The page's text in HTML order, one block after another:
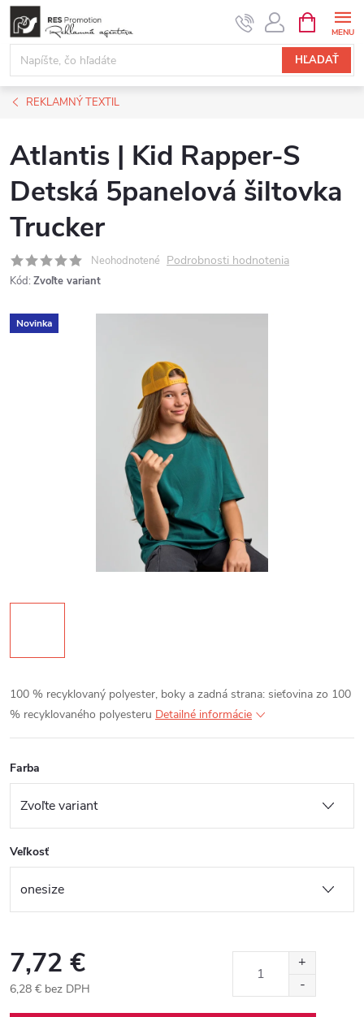
Prejsť
obsah
HĽADAŤ
KOŠÍK
REKLAMNÝ TEXTIL
Atlantis | Kid Rapper-S
Detská 5panelová šiltovka
Trucker
Neohodnotené Podrobnosti hodnotenia
Kód: Zvoľte variant
Novinka
100 % recyklovaný polyester, boky a zadná strana: sieťovina zo 100
% recyklovaného polyesteru Detailné informácie
Farba
Veľkosť
7,72 €
6,28 € bez DPH